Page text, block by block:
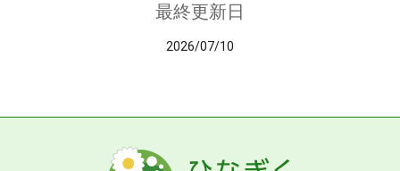
最終更新日
2026/07/10